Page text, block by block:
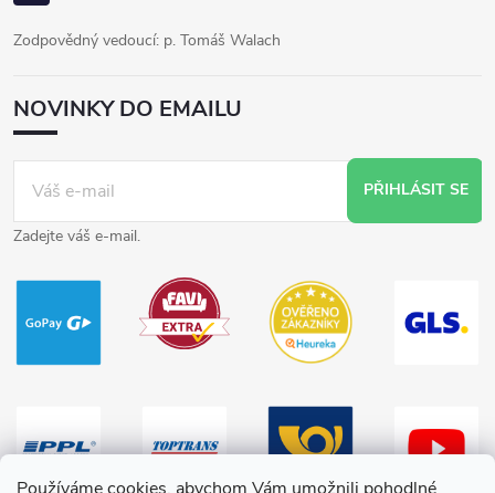
Zodpovědný vedoucí: p. Tomáš Walach
NOVINKY DO EMAILU
PŘIHLÁSIT SE
Zadejte váš e-mail.